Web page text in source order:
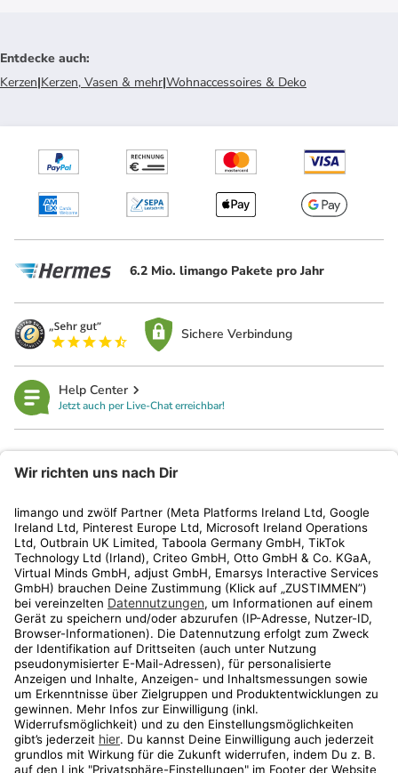
Entdecke auch:
Kerzen|Kerzen, Vasen & mehr|Wohnaccessoires & Deko
6.2 Mio. limango Pakete pro Jahr
Sichere Verbindung
Help Center
Jetzt auch per Live-Chat erreichbar!
Kundenservice
Shop
Aktionen
Travel